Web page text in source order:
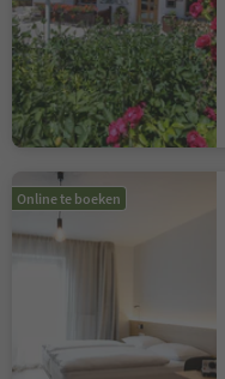
Online te boeken